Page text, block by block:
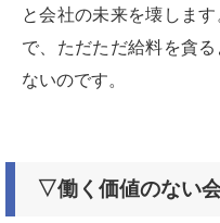
と会社の未来を壊しま
で、ただただ給料を貪
ないのです。
▽働く価値のない